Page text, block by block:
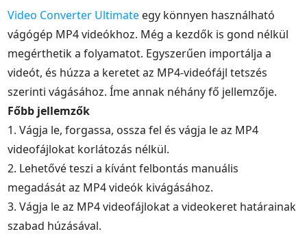
Video Converter Ultimate egy könnyen használható
vágógép MP4 videókhoz. Még a kezdők is gond nélkül
megérthetik a folyamatot. Egyszerűen importálja a
videót, és húzza a keretet az MP4-videófájl tetszés
szerinti vágásához. Íme annak néhány fő jellemzője.
Főbb jellemzők
1. Vágja le, forgassa, ossza fel és vágja le az MP4
videofájlokat korlátozás nélkül.
2. Lehetővé teszi a kívánt felbontás manuális
megadását az MP4 videók kivágásához.
3. Vágja le az MP4 videofájlokat a videokeret határainak
szabad húzásával.